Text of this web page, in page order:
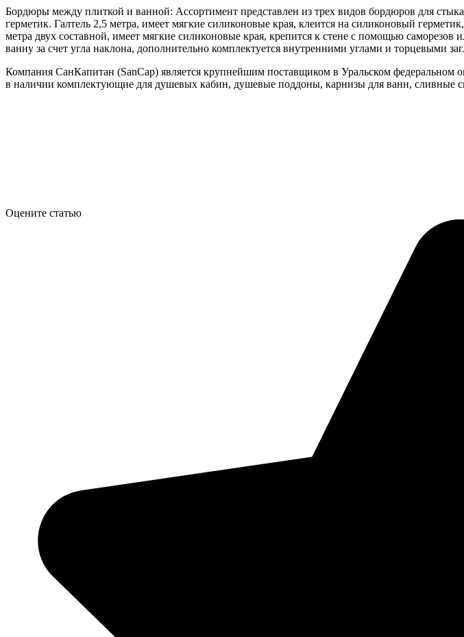
Бордюры между плиткой и ванной: Ассортимент представлен из трех видов бордюров для
герметик. Галтель 2,5 метра, имеет мягкие силиконовые края, клеится на силиконовый
метра двух составной, имеет мягкие силиконовые края, крепится к стене с помощью
ванну за счет угла наклона, дополнительно комплектуется внутренними углами и торцевыми
Компания СанКапитан (SanCap) является крупнейшим поставщиком в Уральском федеральном
в наличии комплектующие для душевых кабин, душевые поддоны, карнизы для ванн, сливные
Оцените статью